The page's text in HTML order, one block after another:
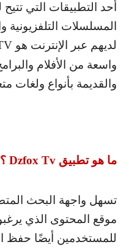
أحد التطبيقات التي
المسلسلات التلفزيونية
لديهم عبر الإنترنت هو
واسعة من الأفلام
والقديمة بأنواع ولغات
ما هو تطبيق Dzfox Tv ؟
تسهل واجهة البحث
موقع المحتوى الذي
للمستخدمين أيضًا حفظ